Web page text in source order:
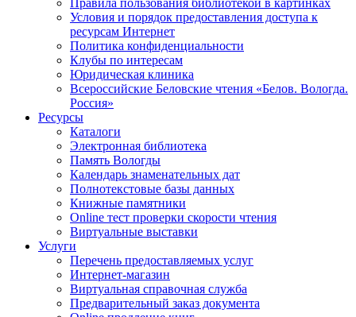
Правила пользования библиотекой в картинках
Условия и порядок предоставления доступа к
ресурсам Интернет
Политика конфиденциальности
Клубы по интересам
Юридическая клиника
Всероссийские Беловские чтения «Белов. Вологда.
Россия»
Ресурсы
Каталоги
Электронная библиотека
Память Вологды
Календарь знаменательных дат
Полнотекстовые базы данных
Книжные памятники
Online тест проверки скорости чтения
Виртуальные выставки
Услуги
Перечень предоставляемых услуг
Интернет-магазин
Виртуальная справочная служба
Предварительный заказ документа